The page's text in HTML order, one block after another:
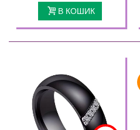
В КОШИК